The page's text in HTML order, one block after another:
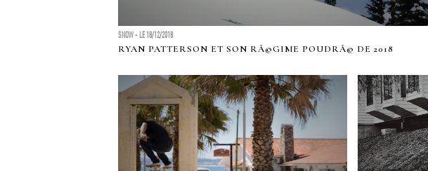
SNOW - LE 18/12/2018
RYAN PATTERSON ET SON RÃ©GIME POUDRÃ© DE 2018